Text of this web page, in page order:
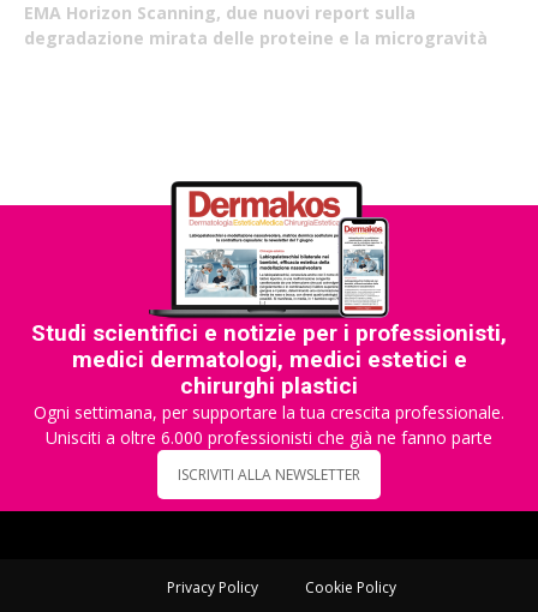
EMA Horizon Scanning, due nuovi report sulla
degradazione mirata delle proteine e la microgravità
Studi scientifici e notizie per i professionisti,
medici dermatologi, medici estetici e
chirurghi plastici
Ogni settimana, per supportare la tua crescita professionale.
Unisciti a oltre 6.000 professionisti che già ne fanno parte
ISCRIVITI ALLA NEWSLETTER
Privacy Policy Cookie Policy